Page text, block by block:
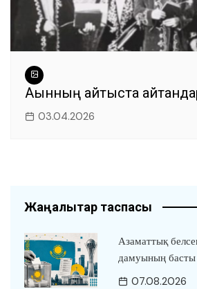
Ақынның айтыста
03.04.2026
Жаңалықтар таспасы
Азаматтық
дамуының басты
07.08.2026